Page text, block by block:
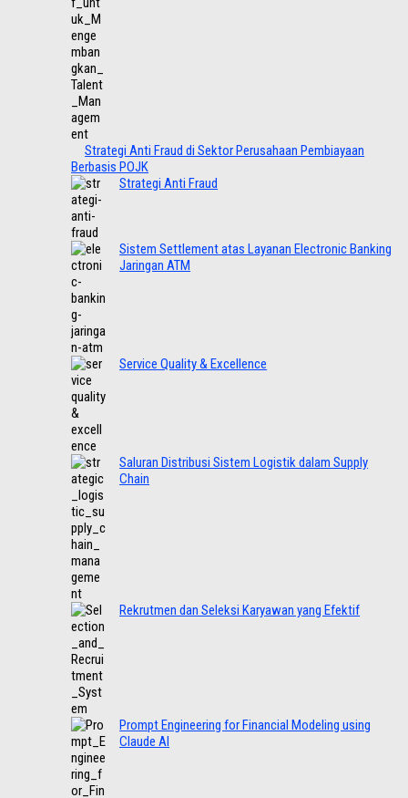
Strategi Anti Fraud di Sektor Perusahaan Pembiayaan
Berbasis POJK
Strategi Anti Fraud
Sistem Settlement atas Layanan Electronic Banking
Jaringan ATM
Service Quality & Excellence
Saluran Distribusi Sistem Logistik dalam Supply
Chain
Rekrutmen dan Seleksi Karyawan yang Efektif
Prompt Engineering for Financial Modeling using
Claude AI